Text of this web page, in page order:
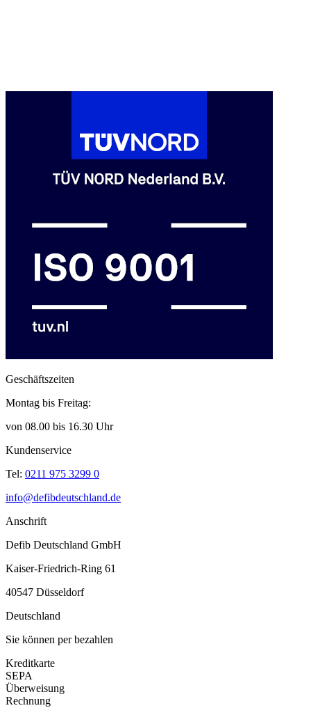
Geschäftszeiten
Montag bis Freitag:
von 08.00 bis 16.30 Uhr
Kundenservice
Tel: 0211 975 3299 0
info@defibdeutschland.de
Anschrift
Defib Deutschland GmbH
Kaiser-Friedrich-Ring 61
40547 Düsseldorf
Deutschland
Sie können per bezahlen
Kreditkarte
SEPA
Überweisung
Rechnung